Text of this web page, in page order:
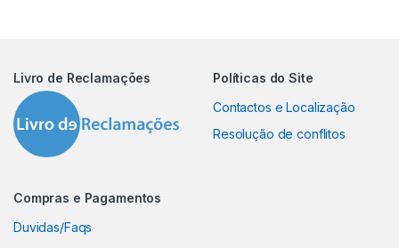
Livro de Reclamações
Políticas do Site
Contactos e Localização
Resolução de conflitos
Compras e Pagamentos
Duvidas/Faqs